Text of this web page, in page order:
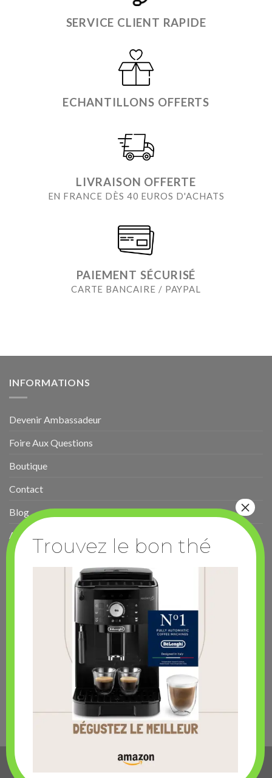
SERVICE CLIENT RAPIDE
ECHANTILLONS OFFERTS
LIVRAISON OFFERTE
EN FRANCE DÈS 40 EUROS D'ACHATS
PAIEMENT SÉCURISÉ
CARTE BANCAIRE / PAYPAL
INFORMATIONS
Devenir Ambassadeur
Foire Aux Questions
Boutique
Contact
Blog
Avis
AIDE
Conditions Générales de Vente et d’Utilisation
Politique de confidentialité
Suivre ma commande